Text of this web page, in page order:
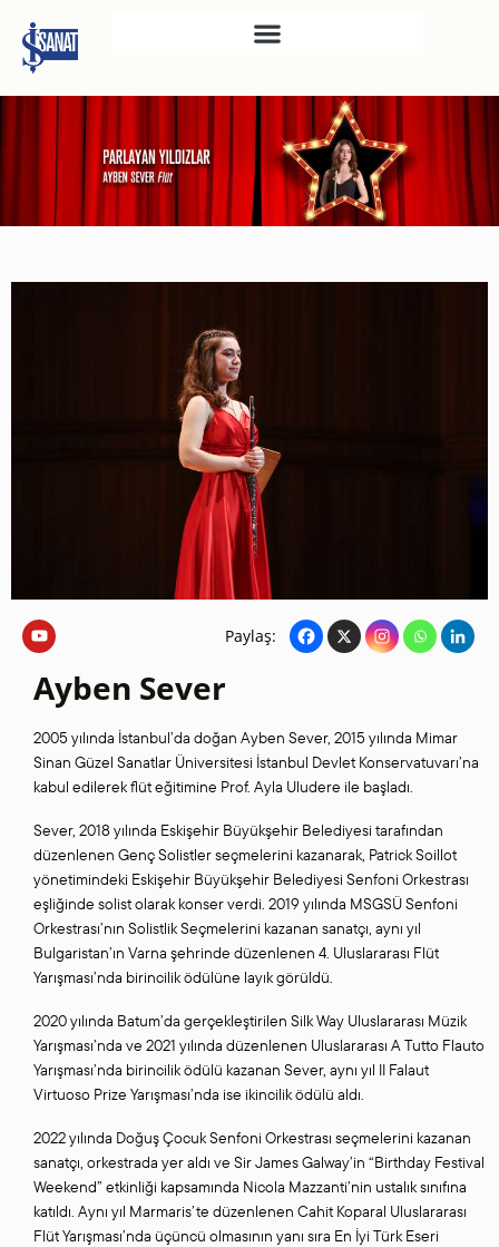
SAHNE SANATLARI
TÜRKIYE İŞ BANKASI
RESIM HEYKEL MÜZESI
MÜZESI
İKTISADI BAĞIMSIZLIK
ATATÜRK KÜTÜPHANESI
SANAT GALERILERI
KÜLTÜREL MIRASA
Paylaş:
Ayben Sever
2005 yılında İstanbul’da doğan Ayben Sever, 2015 yılında Mimar
Sinan Güzel Sanatlar Üniversitesi İstanbul Devlet Konservatuvarı’na
kabul edilerek flüt eğitimine Prof. Ayla Uludere ile başladı.
Sever, 2018 yılında Eskişehir Büyükşehir Belediyesi tarafından
düzenlenen Genç Solistler seçmelerini kazanarak, Patrick Soillot
yönetimindeki Eskişehir Büyükşehir Belediyesi Senfoni Orkestrası
eşliğinde solist olarak konser verdi. 2019 yılında MSGSÜ Senfoni
Orkestrası’nın Solistlik Seçmelerini kazanan sanatçı, aynı yıl
Bulgaristan’ın Varna şehrinde düzenlenen 4. Uluslararası Flüt
Yarışması’nda birincilik ödülüne layık görüldü.
2020 yılında Batum’da gerçekleştirilen Silk Way Uluslararası Müzik
Yarışması’nda ve 2021 yılında düzenlenen Uluslararası A Tutto Flauto
Yarışması’nda birincilik ödülü kazanan Sever, aynı yıl II Falaut
Virtuoso Prize Yarışması’nda ise ikincilik ödülü aldı.
2022 yılında Doğuş Çocuk Senfoni Orkestrası seçmelerini kazanan
sanatçı, orkestrada yer aldı ve Sir James Galway’in “Birthday Festival
Weekend” etkinliği kapsamında Nicola Mazzanti’nin ustalık sınıfına
katıldı. Aynı yıl Marmaris’te düzenlenen Cahit Koparal Uluslararası
Flüt Yarışması’nda üçüncü olmasının yanı sıra En İyi Türk Eseri